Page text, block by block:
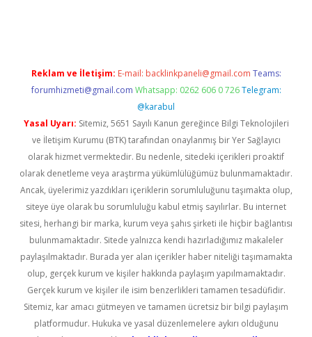
Reklam ve İletişim: E-mail: backlinkpaneli@gmail.com Teams:
forumhizmeti@gmail.com Whatsapp: 0262 606 0 726 Telegram:
@karabul
Yasal Uyarı: Sitemiz, 5651 Sayılı Kanun gereğince Bilgi Teknolojileri
ve İletişim Kurumu (BTK) tarafından onaylanmış bir Yer Sağlayıcı
olarak hizmet vermektedir. Bu nedenle, sitedeki içerikleri proaktif
olarak denetleme veya araştırma yükümlülüğümüz bulunmamaktadır.
Ancak, üyelerimiz yazdıkları içeriklerin sorumluluğunu taşımakta olup,
siteye üye olarak bu sorumluluğu kabul etmiş sayılırlar. Bu internet
sitesi, herhangi bir marka, kurum veya şahıs şirketi ile hiçbir bağlantısı
bulunmamaktadır. Sitede yalnızca kendi hazırladığımız makaleler
paylaşılmaktadır. Burada yer alan içerikler haber niteliği taşımamakta
olup, gerçek kurum ve kişiler hakkında paylaşım yapılmamaktadır.
Gerçek kurum ve kişiler ile isim benzerlikleri tamamen tesadüfidir.
Sitemiz, kar amacı gütmeyen ve tamamen ücretsiz bir bilgi paylaşım
platformudur. Hukuka ve yasal düzenlemelere aykırı olduğunu